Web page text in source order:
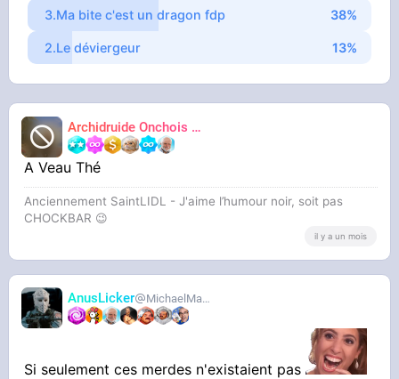
3.Ma bite c'est un dragon fdp
2.Le déviergeur
Archidruide Onchois
🍀️🌩️🐻️
A Veau Thé
Anciennement SaintLIDL - J'aime l’humour noir, soit pas
CHOCKBAR 😉️
il y a un mois
AnusLicker MichaelMann
Si seulement ces merdes n'existaient pas